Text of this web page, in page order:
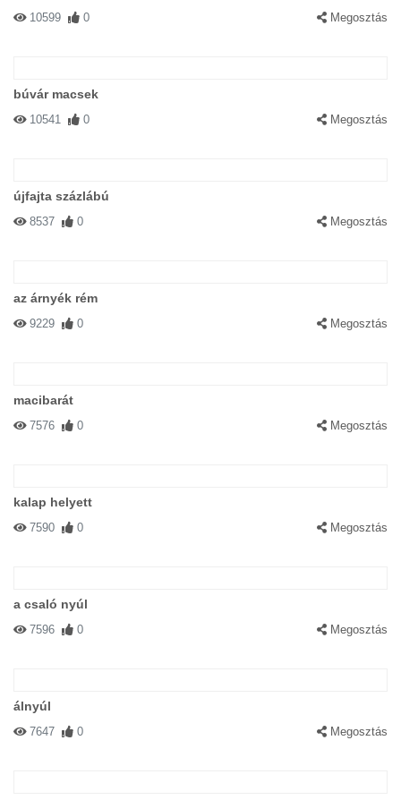
10599 0 Megosztás
búvár macsek
10541 0 Megosztás
újfajta százlábú
8537 0 Megosztás
az árnyék rém
9229 0 Megosztás
macibarát
7576 0 Megosztás
kalap helyett
7590 0 Megosztás
a csaló nyúl
7596 0 Megosztás
álnyúl
7647 0 Megosztás